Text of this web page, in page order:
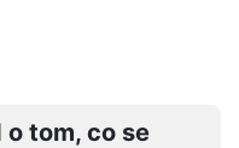
tom, co se